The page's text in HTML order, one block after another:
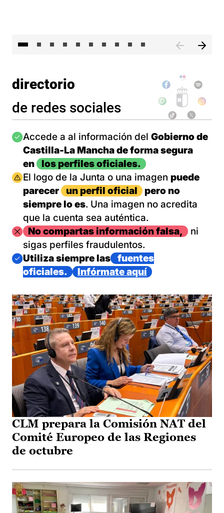
directorio
de redes sociales
Imagen
Accede a al información del Gobierno de
Castilla-La Mancha de forma segura
en
los perfiles oficiales.
Imagen
El logo de la Junta o una imagen puede
parecer
un perfil oficial
pero no
siempre lo es. Una imagen no acredita
que la cuenta sea auténtica.
ImagenNo compartas información falsa,
ni
sigas perfiles fraudulentos.
Imagen
Utiliza siempre las
fuentes
oficiales.
Infórmate aquí
CLM prepara la Comisión NAT del
Comité Europeo de las Regiones
de octubre